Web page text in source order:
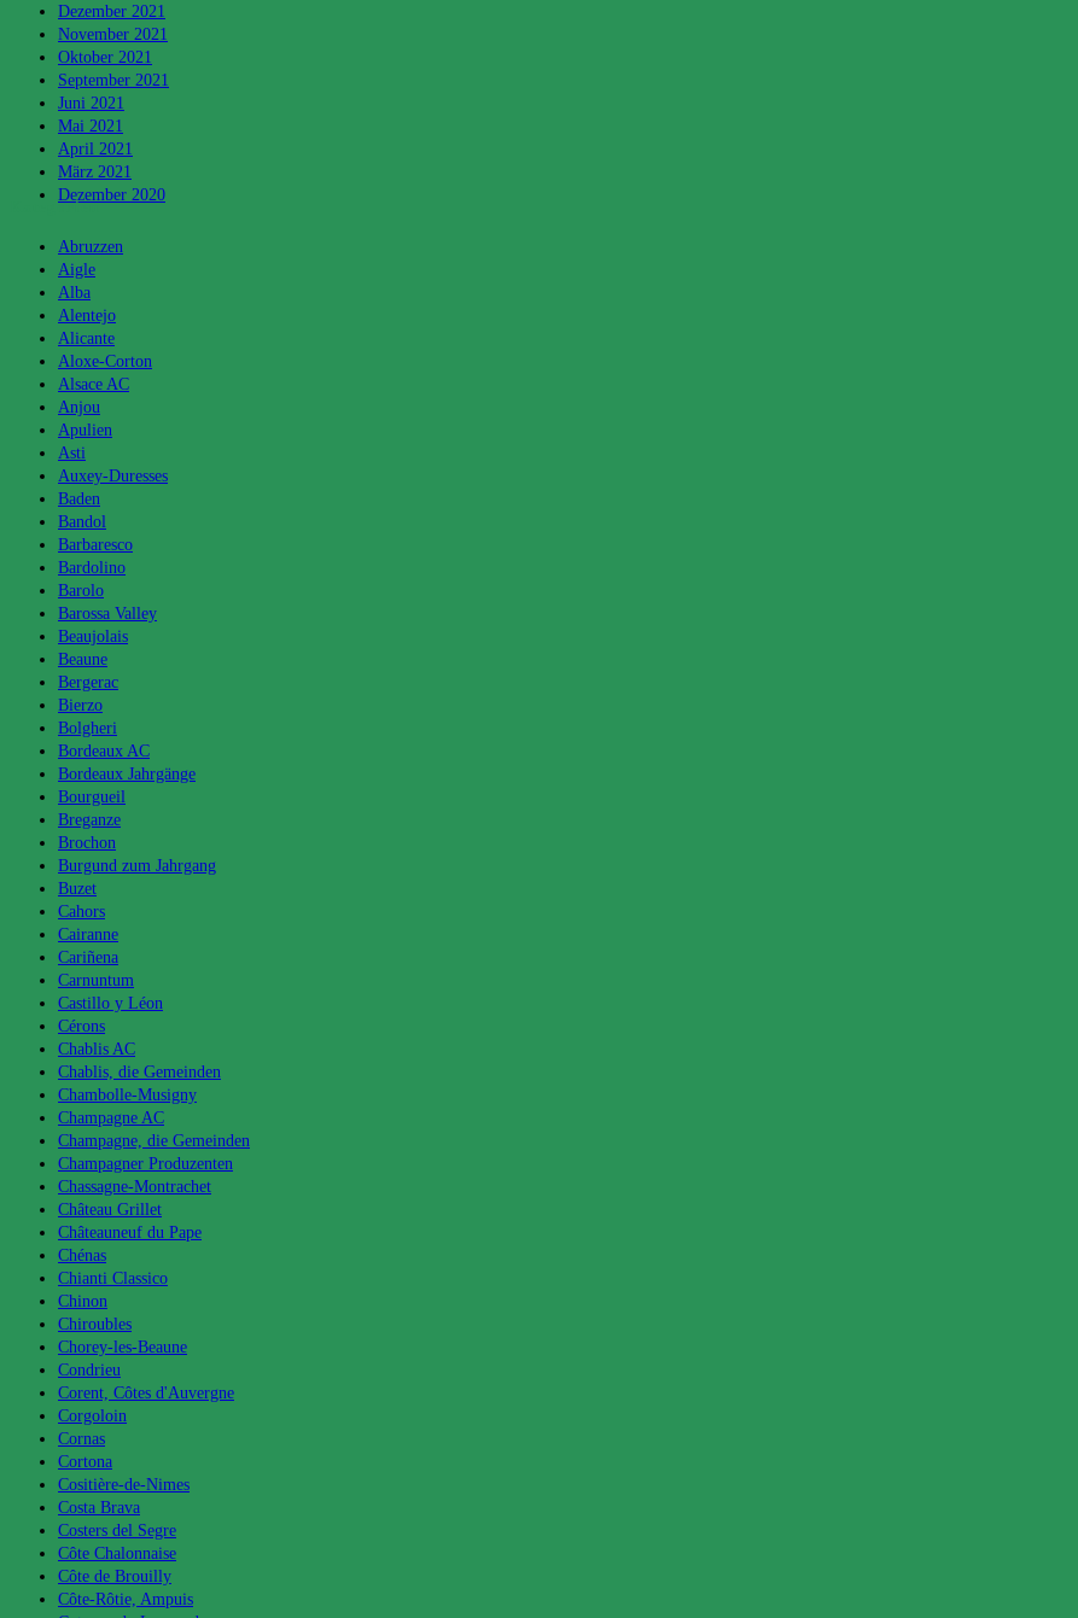
Dezember 2021
November 2021
Oktober 2021
September 2021
Juni 2021
Mai 2021
April 2021
März 2021
Dezember 2020
Kategorien
Abruzzen
Aigle
Alba
Alentejo
Alicante
Aloxe-Corton
Alsace AC
Anjou
Apulien
Asti
Auxey-Duresses
Baden
Bandol
Barbaresco
Bardolino
Barolo
Barossa Valley
Beaujolais
Beaune
Bergerac
Bierzo
Bolgheri
Bordeaux AC
Bordeaux Jahrgänge
Bourgueil
Breganze
Brochon
Burgund zum Jahrgang
Buzet
Cahors
Cairanne
Cariñena
Carnuntum
Castillo y Léon
Cérons
Chablis AC
Chablis, die Gemeinden
Chambolle-Musigny
Champagne AC
Champagne, die Gemeinden
Champagner Produzenten
Chassagne-Montrachet
Château Grillet
Châteauneuf du Pape
Chénas
Chianti Classico
Chinon
Chiroubles
Chorey-les-Beaune
Condrieu
Corent, Côtes d'Auvergne
Corgoloin
Cornas
Cortona
Cositière-de-Nimes
Costa Brava
Costers del Segre
Côte Chalonnaise
Côte de Brouilly
Côte-Rôtie, Ampuis